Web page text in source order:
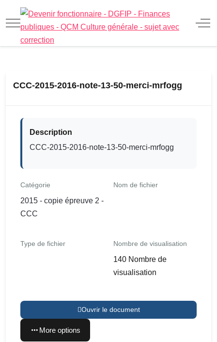
Mobile Menu Toggle Off-
CCC-2015-2016-note-13-50-merci-mrfogg
Description
CCC-2015-2016-note-13-50-merci-mrfogg
Catégorie
2015 - copie épreuve 2 -
CCC
Nom de fichier
Type de fichier Nombre de visualisation
140 Nombre de
visualisation
Ouvrir le document
More options